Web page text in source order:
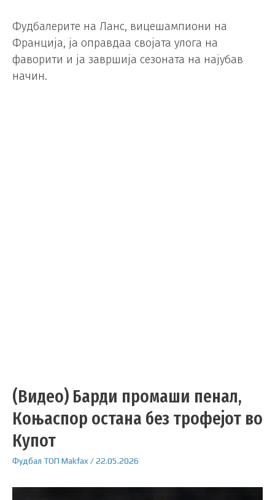
Фудбалерите на Ланс, вицешампиони на
Франција, ја оправдаа својата улога на
фаворити и ја завршија сезоната на најубав
начин.
(Видео) Барди промаши пенал,
Коњаспор остана без трофејот во
Купот
Фудбал ТОП Makfax /22.05.2026